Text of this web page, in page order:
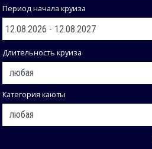
Период начала круиза
Длительность круиза
Категория каюты